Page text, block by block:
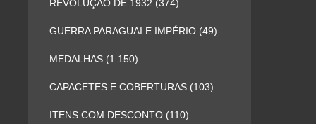
REVOLUÇÃO DE 1932 (374)
GUERRA PARAGUAI E IMPÉRIO (49)
MEDALHAS (1.150)
CAPACETES E COBERTURAS (103)
ITENS COM DESCONTO (110)